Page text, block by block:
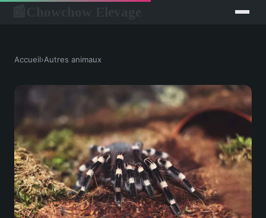
Accueil›Autres animaux